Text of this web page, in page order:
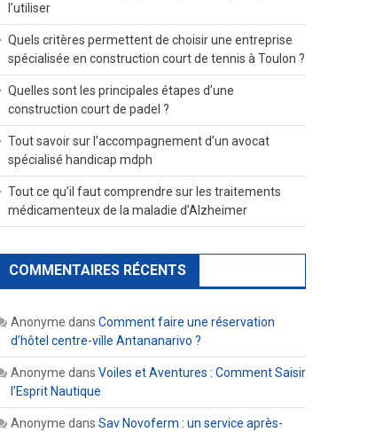
l’utiliser
Quels critères permettent de choisir une entreprise
spécialisée en construction court de tennis à Toulon ?
Quelles sont les principales étapes d’une
construction court de padel ?
Tout savoir sur l’accompagnement d’un avocat
spécialisé handicap mdph
Tout ce qu’il faut comprendre sur les traitements
médicamenteux de la maladie d’Alzheimer
COMMENTAIRES RÉCENTS
Anonyme dans Comment faire une réservation
d’hôtel centre-ville Antananarivo ?
Anonyme dans Voiles et Aventures : Comment Saisir
l’Esprit Nautique
Anonyme dans Sav Novoferm : un service après-